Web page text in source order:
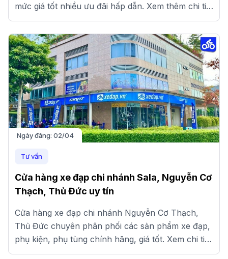
mức giá tốt nhiều ưu đãi hấp dẫn. Xem thêm chi tiết
tại đây.
Ngày đăng: 02/04
Tư vấn
Cửa hàng xe đạp chi nhánh Sala, Nguyễn Cơ
Thạch, Thủ Đức uy tín
Cửa hàng xe đạp chi nhánh Nguyễn Cơ Thạch,
Thủ Đức chuyên phân phối các sản phẩm xe đạp,
phụ kiện, phụ tùng chính hãng, giá tốt. Xem chi tiết
tại đây.